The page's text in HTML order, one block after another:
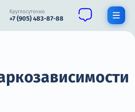
Круглосуточно
+7 (905) 483-87-88